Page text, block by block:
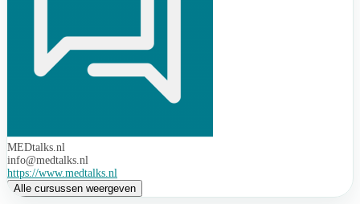
MEDtalks.nl
info@medtalks.nl
https://www.medtalks.nl
Alle cursussen weergeven